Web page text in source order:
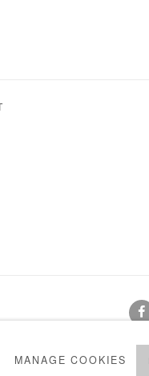
MANAGE COOKIES